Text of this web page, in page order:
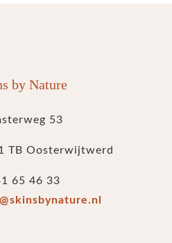
by Nature
53
TB Oosterwijtwerd
65 46 33